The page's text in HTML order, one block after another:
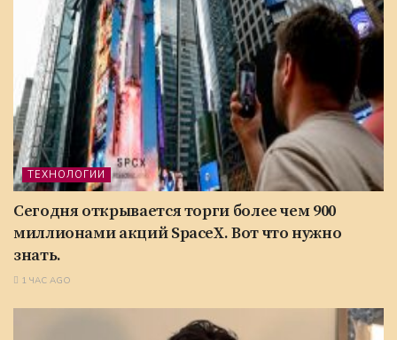
ТЕХНОЛОГИИ
Сегодня открывается торги более чем 900
миллионами акций SpaceX. Вот что нужно
знать.
1 ЧАС AGO